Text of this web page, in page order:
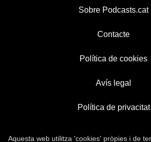
Sobre Podcasts.cat
Contacte
Política de cookies
Avís legal
Política de privacitat
Aquesta web utilitza 'cookies' pròpies i de